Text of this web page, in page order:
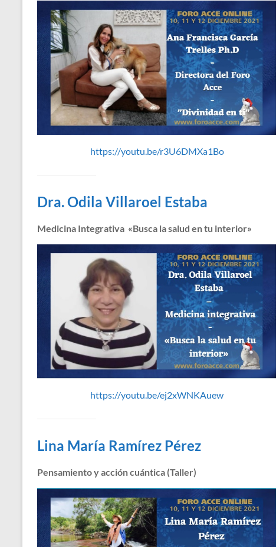
https://youtu.be/r3U6DMXa1Bo
Dra. Odila Villaroel Estaba
Medicina Integrativa «Busca la salud en tu interior»
https://youtu.be/ej2xWNKAuew
Lina María Ramírez Pérez
Pensamiento y acción cuántica (Taller)